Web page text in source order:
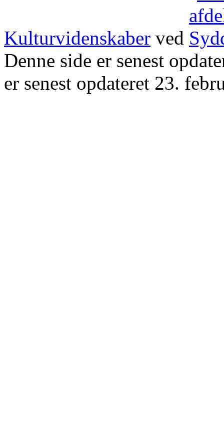
Kulturvidenskaber ved
Denne side er senest
er senest opdateret 23.